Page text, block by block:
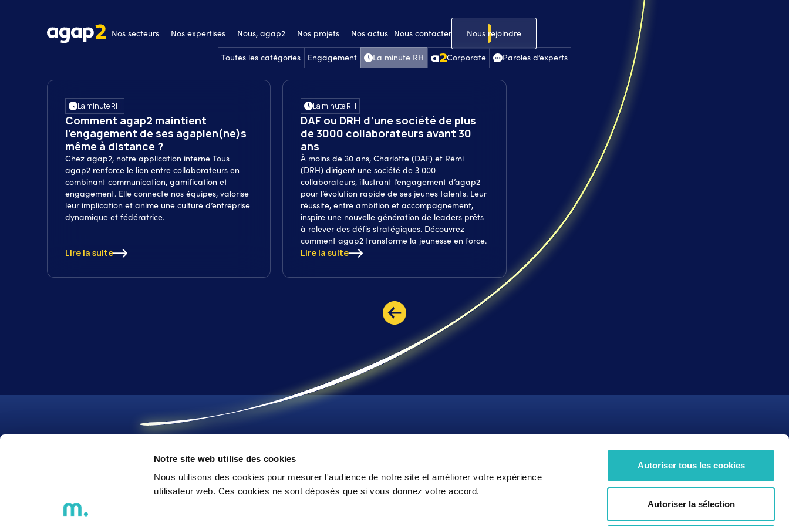
Notre site web utilise des cookies
Nous utilisons des cookies pour mesurer l'audience de notre site et améliorer votre expérience
utilisateur web. Ces cookies ne sont déposés que si vous donnez votre accord.
Autoriser tous les cookies
Autoriser la sélection
Nos secteurs Nos expertises Nous, agap2 Nos projets Nos actus Nous contacter Nous rejoindre
Toutes les catégories Engagement La minute RH Corporate Paroles d’experts
La minute RH
Comment agap2 maintient
l'engagement de ses agapien(ne)s
même à distance ?
Chez agap2, notre application interne Tous
agap2 renforce le lien entre collaborateurs en
combinant communication, gamification et
engagement. Elle connecte nos équipes, valorise
leur implication et anime une culture d’entreprise
dynamique et fédératrice.
Lire la suite
La minute RH
DAF ou DRH d’une société de plus
de 3000 collaborateurs avant 30
ans
À moins de 30 ans, Charlotte (DAF) et Rémi
(DRH) dirigent une société de 3 000
collaborateurs, illustrant l’engagement d’agap2
pour l’évolution rapide de ses jeunes talents. Leur
réussite, entre ambition et accompagnement,
inspire une nouvelle génération de leaders prêts
à relever des défis stratégiques. Découvrez
comment agap2 transforme la jeunesse en force.
Lire la suite
morrow
Construction et Génie Civil
Énergies et Environnement
Life Sciences
Management de projet
Qualité et conformité
Essais et mise en service
Pourquoi nous rejoindre ?
Ingénieur d’affaires
Mentions
Politique de confidentialité
Mentions légales
LinkedIn
Instagram